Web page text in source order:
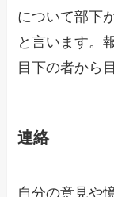
について部下
と言います。
目下の者から
連絡
自分の意見や